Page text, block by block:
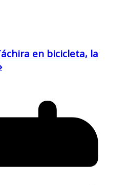
en bicicleta, la